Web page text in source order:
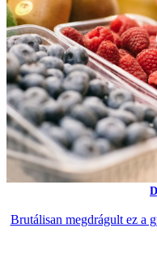
Brutálisan megdrágult ez a